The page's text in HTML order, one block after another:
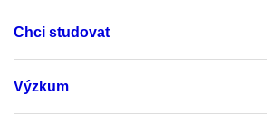
Chci studovat
Výzkum